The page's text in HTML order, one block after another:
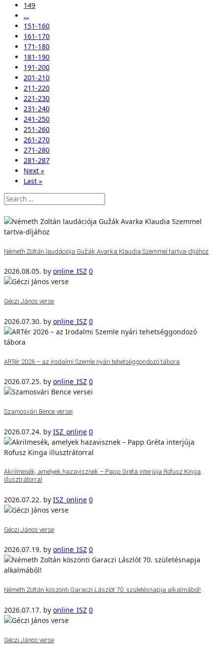
149
…
151-160
161-170
171-180
181-190
191-200
201-210
211-220
221-230
231-240
241-250
251-260
261-270
271-280
281-287
Next »
Last »
Németh Zoltán laudációja Gužák Avarka Klaudia Szemmel tartva-díjához
2026.08.05. by online_ISZ 0
Géczi János verse
2026.07.30. by online_ISZ 0
ARTér 2026 – az Irodalmi Szemle nyári tehetséggondozó tábora
2026.07.25. by online_ISZ 0
Szamosvári Bence versei
2026.07.24. by ISZ_online 0
Akrilmesék, amelyek hazavisznek – Papp Gréta interjúja Rofusz Kinga
illusztrátorral
2026.07.22. by ISZ_online 0
Géczi János verse
2026.07.19. by online_ISZ 0
Németh Zoltán köszönti Garaczi Lászlót 70. születésnapja alkalmából!
2026.07.17. by online_ISZ 0
Géczi János verse